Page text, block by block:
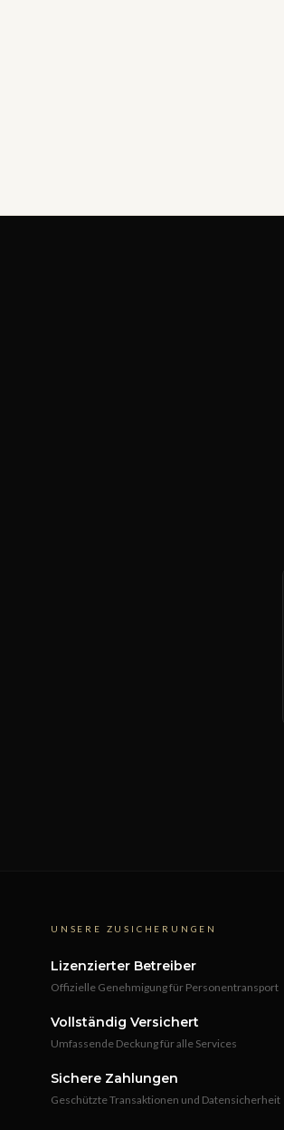
UNSERE ZUSICHERUNGEN
Lizenzierter Betreiber
Offizielle Genehmigung für Personentransport
Vollständig Versichert
Umfassende Deckung für alle Services
Sichere Zahlungen
Geschützte Transaktionen und Datensicherheit